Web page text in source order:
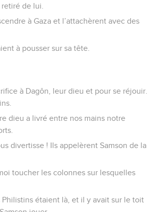
de lui.
à Gaza et l’attachèrent avec des
à pousser sur sa tête.
à Dagôn, leur dieu et pour se réjouir.
dieu a livré entre nos mains notre
divertisse ! Ils appelèrent Samson de la
toucher les colonnes sur lesquelles
étaient là, et il y avait sur le toit